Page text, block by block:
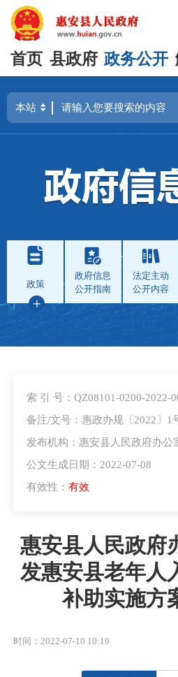
首页 县政府 政务公开
政策
政府信息
公开指南
法定主动
公开内容
索 引 号：QZ08101-0200-2022-
备注/文号：惠政办规〔2022〕1
发布机构：惠安县人民政府办公
公文生成日期：2022-07-08
有效性： 有效
惠安县人民政府
发惠安县老年人
补助实施方
时间：2022-07-10 10:19